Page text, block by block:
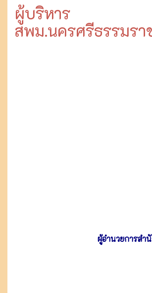
ผู้บริหาร
สพม.นครศรีธรรมรา
ผู้อำนวยการสำ